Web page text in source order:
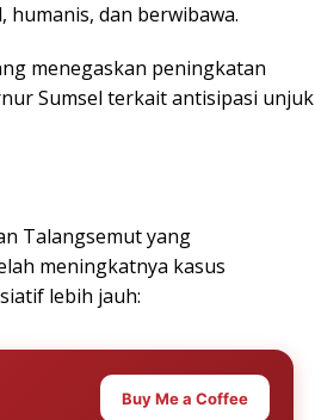
dan berwibawa.
menegaskan peningkatan
Sumsel terkait antisipasi unjuk
Talangsemut yang
meningkatnya kasus
lebih jauh:
Buy Me a Coffee